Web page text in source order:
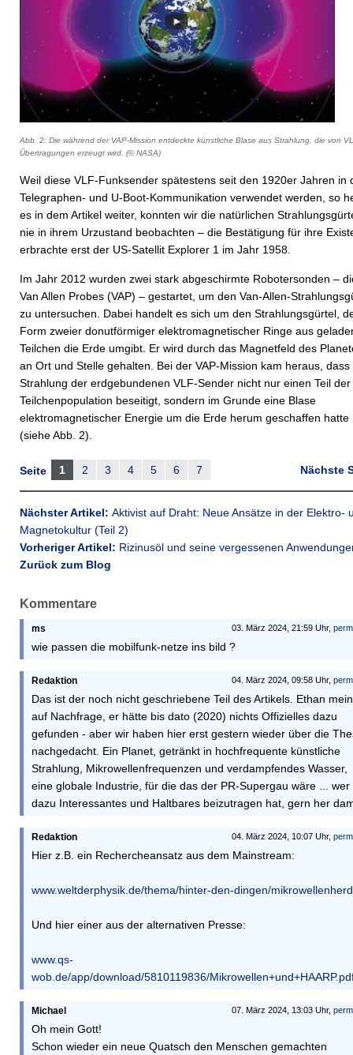
Abb. 2: Die während der VAP-Mission entdeckte künstliche Blase aus Strahlung, die von
Übertragungen erzeugt wird. (© NASA)
Weil diese VLF-Funksender spätestens seit den 1920er Jahren in
Telegraphen- und U-Boot-Kommunikation verwendet werden, so
es in dem Artikel weiter, konnten wir die natürlichen
nie in ihrem Urzustand beobachten – die Bestätigung für ihre
erbrachte erst der US-Satellit Explorer 1 im Jahr 1958.
Im Jahr 2012 wurden zwei stark abgeschirmte Robotersonden –
Van Allen Probes (VAP) – gestartet, um den Van-Allen-
zu untersuchen. Dabei handelt es sich um den Strahlungsgürtel,
Form zweier donutförmiger elektromagnetischer Ringe aus
Teilchen die Erde umgibt. Er wird durch das Magnetfeld des
an Ort und Stelle gehalten. Bei der VAP-Mission kam heraus, dass
Strahlung der erdgebundenen VLF-Sender nicht nur einen Teil der
Teilchenpopulation beseitigt, sondern im Grunde eine Blase
elektromagnetischer Energie um die Erde herum geschaffen hatte
(siehe Abb. 2).
Nächste
Seite 1 2 3 4 5 6 7
Nächster Artikel: Aktivist auf Draht: Neue Ansätze in der Elektro-
Magnetokultur (Teil 2)
Vorheriger Artikel: Rizinusöl und seine vergessenen
Zurück zum Blog
Kommentare
03. März 2024, 21:59 Uhr,
ms
wie passen die mobilfunk-netze ins bild ?
04. März 2024, 09:58 Uhr,
Redaktion
Das ist der noch nicht geschriebene Teil des Artikels. Ethan
auf Nachfrage, er hätte bis dato (2020) nichts Offizielles dazu
gefunden - aber wir haben hier erst gestern wieder über die
nachgedacht. Ein Planet, getränkt in hochfrequente künstliche
Strahlung, Mikrowellenfrequenzen und verdampfendes Wasser,
eine globale Industrie, für die das der PR-Supergau wäre ... wer
dazu Interessantes und Haltbares beizutragen hat, gern her
04. März 2024, 10:07 Uhr,
Redaktion
Hier z.B. ein Rechercheansatz aus dem Mainstream:
www.weltderphysik.de/thema/hinter-den-dingen/mikrowellenherd
Und hier einer aus der alternativen Presse:
www.qs-
wob.de/app/download/5810119836/
07. März 2024, 13:03 Uhr,
Michael
Oh mein Gott!
Schon wieder ein neue Quatsch den Menschen gemachten